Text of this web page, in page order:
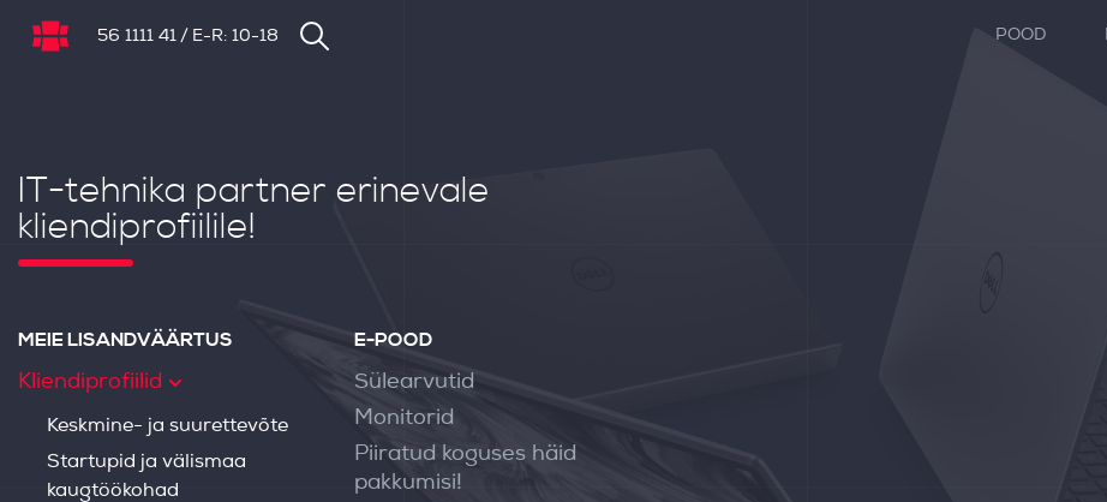
NB.ee
56 1111 41 / E-R: 10-18 POOD
IT-tehnika partner erinevale
kliendiprofiilile!
MEIE LISANDVÄÄRTUS
Kliendiprofiilid
Keskmine- ja suurettevõte
Startupid ja välismaa
kaugtöökohad
E-POOD
Sülearvutid
Monitorid
Piiratud koguses häid
pakkumisi!